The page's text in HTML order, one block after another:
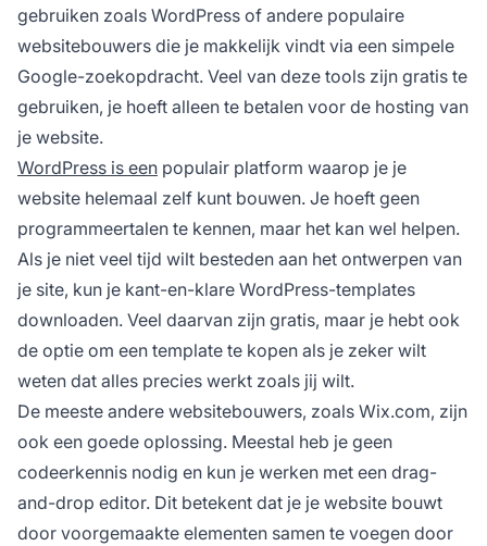
gebruiken zoals WordPress of andere populaire
websitebouwers die je makkelijk vindt via een simpele
Google-zoekopdracht. Veel van deze tools zijn gratis te
gebruiken, je hoeft alleen te betalen voor de hosting van
je website.
WordPress is een populair platform waarop je je
website helemaal zelf kunt bouwen. Je hoeft geen
programmeertalen te kennen, maar het kan wel helpen.
Als je niet veel tijd wilt besteden aan het ontwerpen van
je site, kun je kant-en-klare WordPress-templates
downloaden. Veel daarvan zijn gratis, maar je hebt ook
de optie om een template te kopen als je zeker wilt
weten dat alles precies werkt zoals jij wilt.
De meeste andere websitebouwers, zoals Wix.com, zijn
ook een goede oplossing. Meestal heb je geen
codeerkennis nodig en kun je werken met een drag-
and-drop editor. Dit betekent dat je je website bouwt
door voorgemaakte elementen samen te voegen door